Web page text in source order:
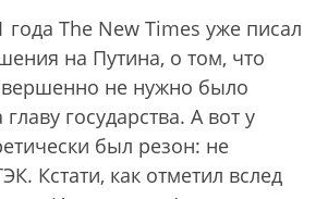
года The New Times уже писал
на Путина, о том, что
не нужно было
государства. А вот у
был резон: не
Кстати, как отметил вслед